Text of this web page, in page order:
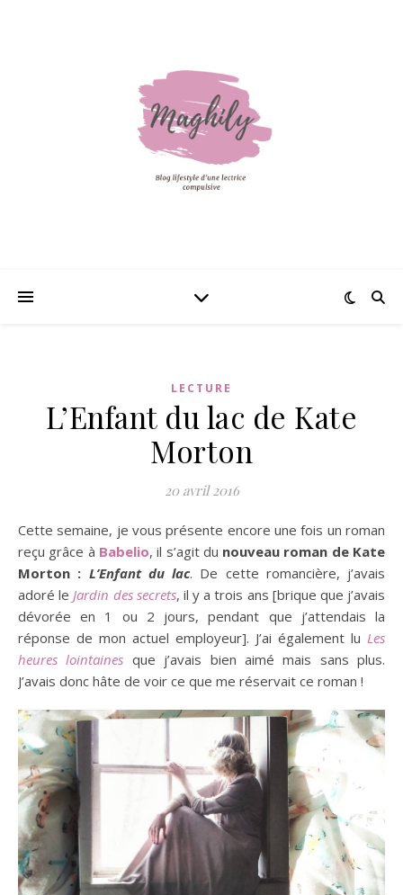
LECTURE
L’Enfant du lac de Kate
Morton
20 avril 2016
Cette semaine, je vous présente encore une fois un roman
reçu grâce à Babelio, il s’agit du nouveau roman de Kate
Morton : L’Enfant du lac. De cette romancière, j’avais
adoré leJardin des secrets, il y a trois ans [brique que j’avais
dévorée en 1 ou 2 jours, pendant que j’attendais la
réponse de mon actuel employeur]. J’ai également lu Les
heures lointaines que j’avais bien aimé mais sans plus.
J’avais donc hâte de voir ce que me réservait ce roman !